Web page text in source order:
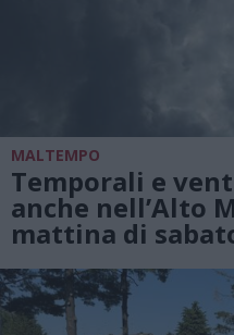
MALTEMPO
Temporali e
anche nell’Alto
mattina di